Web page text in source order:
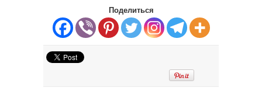
Поделиться